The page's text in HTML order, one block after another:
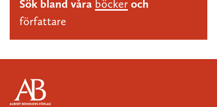
Sök bland våra böcker och
författare